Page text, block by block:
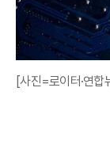
[사진=로이터·연합